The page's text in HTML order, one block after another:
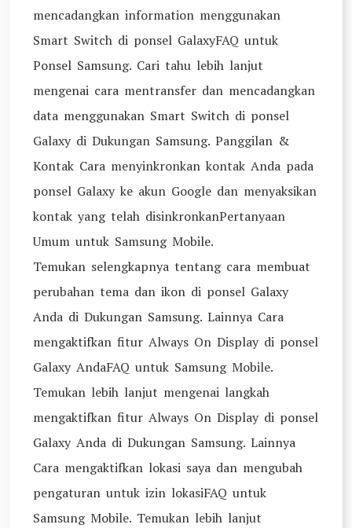
mencadangkan information menggunakan
Smart Switch di ponsel GalaxyFAQ untuk
Ponsel Samsung. Cari tahu lebih lanjut
mengenai cara mentransfer dan mencadangkan
data menggunakan Smart Switch di ponsel
Galaxy di Dukungan Samsung. Panggilan &
Kontak Cara menyinkronkan kontak Anda pada
ponsel Galaxy ke akun Google dan menyaksikan
kontak yang telah disinkronkanPertanyaan
Umum untuk Samsung Mobile.
Temukan selengkapnya tentang cara membuat
perubahan tema dan ikon di ponsel Galaxy
Anda di Dukungan Samsung. Lainnya Cara
mengaktifkan fitur Always On Display di ponsel
Galaxy AndaFAQ untuk Samsung Mobile.
Temukan lebih lanjut mengenai langkah
mengaktifkan fitur Always On Display di ponsel
Galaxy Anda di Dukungan Samsung. Lainnya
Cara mengaktifkan lokasi saya dan mengubah
pengaturan untuk izin lokasiFAQ untuk
Samsung Mobile. Temukan lebih lanjut